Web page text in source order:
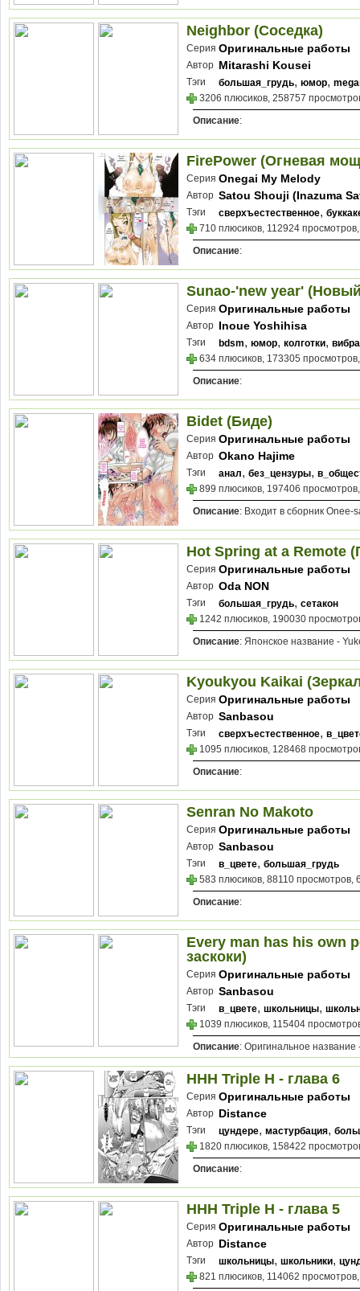
Neighbor (Соседка)
Серия Оригинальные работы
Автор Mitarashi Kousei
Тэги большая_грудь, юмор,
3206 плюсиков, 258757
Описание:
FirePower (Огневая
Серия Onegai My Melody
Автор Satou Shouji (Inazuma
Тэги сверхъестественное,
710 плюсиков, 112924
Описание:
Sunao-'new year'
Серия Оригинальные работы
Автор Inoue Yoshihisa
Тэги bdsm, юмор, колготки,
634 плюсиков, 173305
Описание:
Bidet (Биде)
Серия Оригинальные работы
Автор Okano Hajime
Тэги анал, без_цензуры,
899 плюсиков, 197406
Описание: Входит в сборник Onee-
Hot Spring at a Remote
Серия Оригинальные работы
Автор Oda NON
Тэги большая_грудь, сетакон
1242 плюсиков, 190030
Описание: Японское название -
Kyoukyou Kaikai
Серия Оригинальные работы
Автор Sanbasou
Тэги сверхъестественное,
1095 плюсиков, 128468
Описание:
Senran No Makoto
Серия Оригинальные работы
Автор Sanbasou
Тэги в_цвете, большая_грудь
583 плюсиков, 88110 просмотров,
Описание:
Every man has his own
заскоки)
Серия Оригинальные работы
Автор Sanbasou
Тэги в_цвете, школьницы,
1039 плюсиков, 115404
Описание: Оригинальное
HHH Triple H - глава 6
Серия Оригинальные работы
Автор Distance
Тэги цундере, мастурбация,
1820 плюсиков, 158422
Описание:
HHH Triple H - глава 5
Серия Оригинальные работы
Автор Distance
Тэги школьницы, школьники,
821 плюсиков, 114062